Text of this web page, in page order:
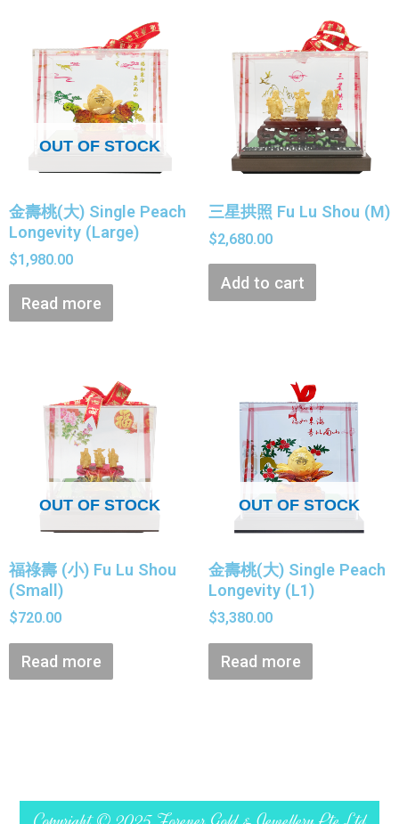
OUT OF STOCK
金壽桃(大) Single Peach
Longevity (Large)
$1,980.00
Read more
三星拱照 Fu Lu Shou (M)
$2,680.00
Add to cart
OUT OF STOCK
福祿壽 (小) Fu Lu Shou
(Small)
$720.00
Read more
OUT OF STOCK
金壽桃(大) Single Peach
Longevity (L1)
$3,380.00
Read more